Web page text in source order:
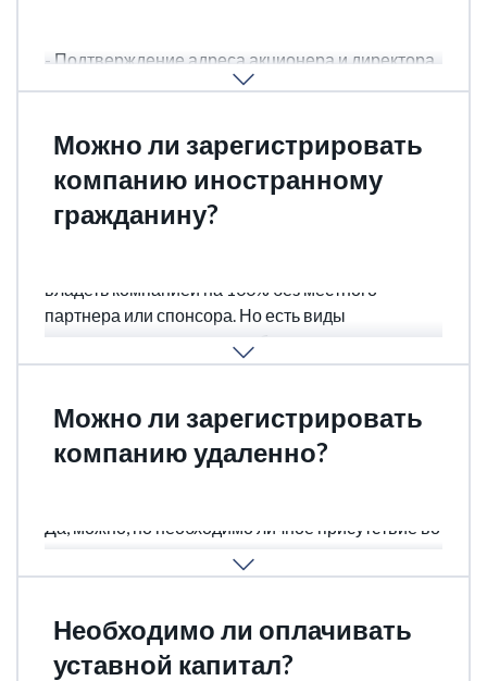
- Подтверждение адреса акционера и директора
Можно ли зарегистрировать
компанию иностранному
гражданину?
владеть компанией на 100% без местного
партнера или спонсора. Но есть виды
деятельности, которые требуют в структуре
местного партнера.
Можно ли зарегистрировать
компанию удаленно?
Да, можно, но необходимо личное присутствие во
Необходимо ли оплачивать
уставной капитал?